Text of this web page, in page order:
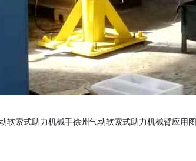
软索式助力机械手徐州气动软索式助力机械臂应用图